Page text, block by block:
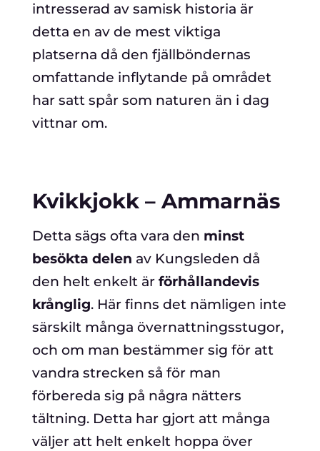
intresserad av samisk historia är
detta en av de mest viktiga
platserna då den fjällböndernas
omfattande inflytande på området
har satt spår som naturen än i dag
vittnar om.
Kvikkjokk – Ammarnäs
Detta sägs ofta vara den minst
besökta delen av Kungsleden då
den helt enkelt är förhållandevis
krånglig. Här finns det nämligen inte
särskilt många övernattningsstugor,
och om man bestämmer sig för att
vandra strecken så för man
förbereda sig på några nätters
tältning. Detta har gjort att många
väljer att helt enkelt hoppa över